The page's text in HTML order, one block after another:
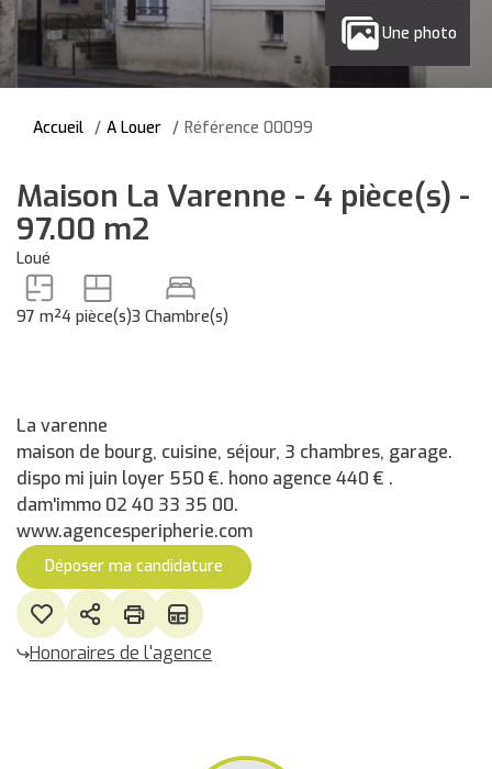
Une photo
Accueil A Louer Référence 00099
Maison La Varenne - 4 pièce(s) -
97.00 m2
Loué
97 m²4 pièce(s)3 Chambre(s)
La varenne
maison de bourg, cuisine, séjour, 3 chambres, garage.
dispo mi juin loyer 550 €. hono agence 440 € .
dam'immo 02 40 33 35 00.
www.agencesperipherie.com
Déposer ma candidature
Honoraires de l'agence